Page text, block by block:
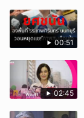
00:51
02:45